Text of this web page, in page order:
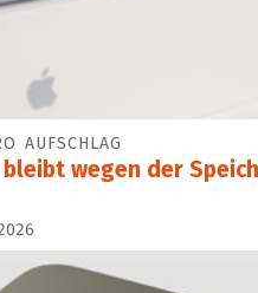
AUFSCHLAG
bleibt wegen der